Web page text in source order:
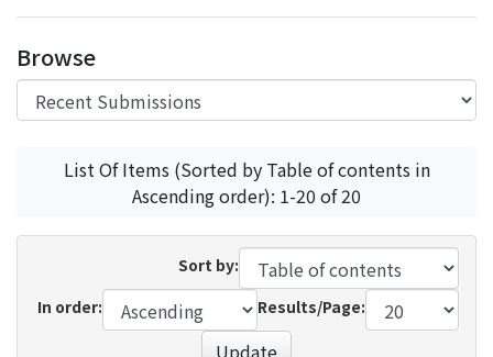
Browse
List Of Items (Sorted by Table of contents in
Ascending order): 1-20 of 20
Sort by:
In order:
Results/Page:
Update